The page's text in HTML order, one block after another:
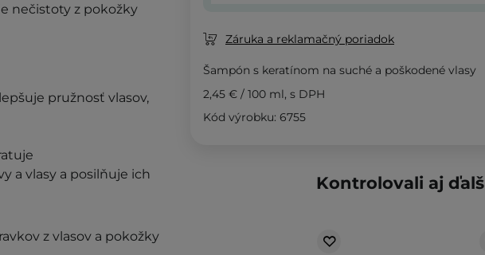
nečistoty z pokožky
pružnosť vlasov,
a vlasy a posilňuje ich
z vlasov a pokožky
Záruka a reklamačný poriadok
Šampón s keratínom na suché a poškodené vlasy
2,45 € / 100 ml, s DPH
Kód výrobku: 6755
Kontrolovali aj